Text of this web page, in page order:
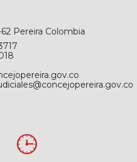
62 Pereira Colombia